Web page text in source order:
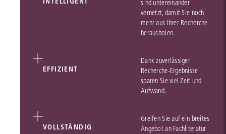
sind untereinander
vernetzt, damit Sie noch
mehr aus Ihrer Recherche
herausholen.
EFFIZIENT
Dank zuverlässiger
Recherche-Ergebnisse
sparen Sie viel Zeit und
Aufwand.
VOLLSTÄNDIG
Greifen Sie auf ein breites
Angebot an Fachliteratur